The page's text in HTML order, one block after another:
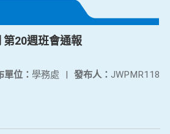
第20週班會通報
發布人： JWPMR118
單位： 學務處 |